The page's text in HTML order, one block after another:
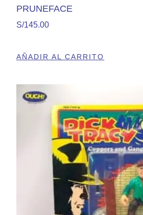
PRUNEFACE
S/145.00
AÑADIR AL CARRITO